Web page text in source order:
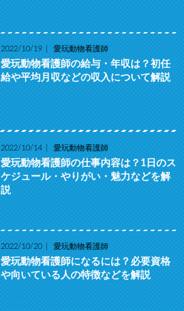
2022/10/19 愛玩動物看護師
愛玩動物看護師の給与・年収は？初任
給や平均月収などの収入について解説
2022/10/14 愛玩動物看護師
愛玩動物看護師の仕事内容は？1日のス
ケジュール・やりがい・魅力などを解
説
2022/10/20 愛玩動物看護師
愛玩動物看護師になるには？必要資格
や向いている人の特徴などを解説